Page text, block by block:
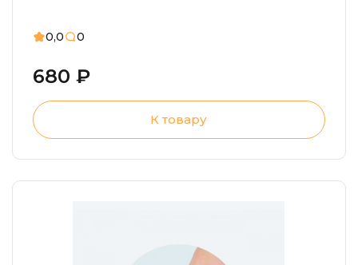
0,0 0
680 ₽
К товару